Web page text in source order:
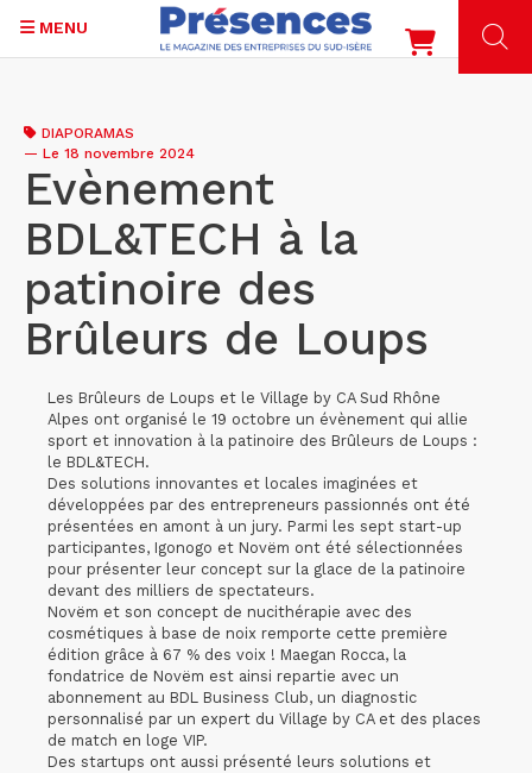
contenu
principal
MENU
DIAPORAMAS
— Le 18 novembre 2024
Evènement
BDL&TECH à la
patinoire des
Brûleurs de Loups
Les Brûleurs de Loups et le Village by CA Sud Rhône
Alpes ont organisé le 19 octobre un évènement qui allie
sport et innovation à la patinoire des Brûleurs de Loups :
le BDL&TECH.
Des solutions innovantes et locales imaginées et
développées par des entrepreneurs passionnés ont été
présentées en amont à un jury. Parmi les sept start-up
participantes, Igonogo et Novëm ont été sélectionnées
pour présenter leur concept sur la glace de la patinoire
devant des milliers de spectateurs.
Novëm et son concept de nucithérapie avec des
cosmétiques à base de noix remporte cette première
édition grâce à 67 % des voix ! Maegan Rocca, la
fondatrice de Novëm est ainsi repartie avec un
abonnement au BDL Business Club, un diagnostic
personnalisé par un expert du Village by CA et des places
de match en loge VIP.
Des startups ont aussi présenté leurs solutions et